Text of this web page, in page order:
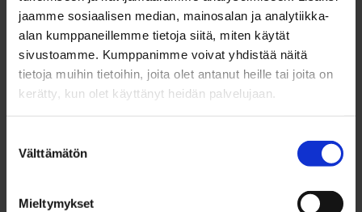
jaamme sosiaalisen median, mainosalan ja analytiikka-
alan kumppaneillemme tietoja siitä, miten käytät
sivustoamme. Kumppanimme voivat yhdistää näitä
tietoja muihin tietoihin, joita olet antanut heille tai joita on
kerätty, kun olet käyttänyt heidän palvelujaan.
valinta
Välttämätön
Mieltymykset
heinäkuu 2022
kesäkuu 2022
toukokuu 2022
huhtikuu 2022
maaliskuu 2022
helmikuu 2022
joulukuu 2021
lokakuu 2021